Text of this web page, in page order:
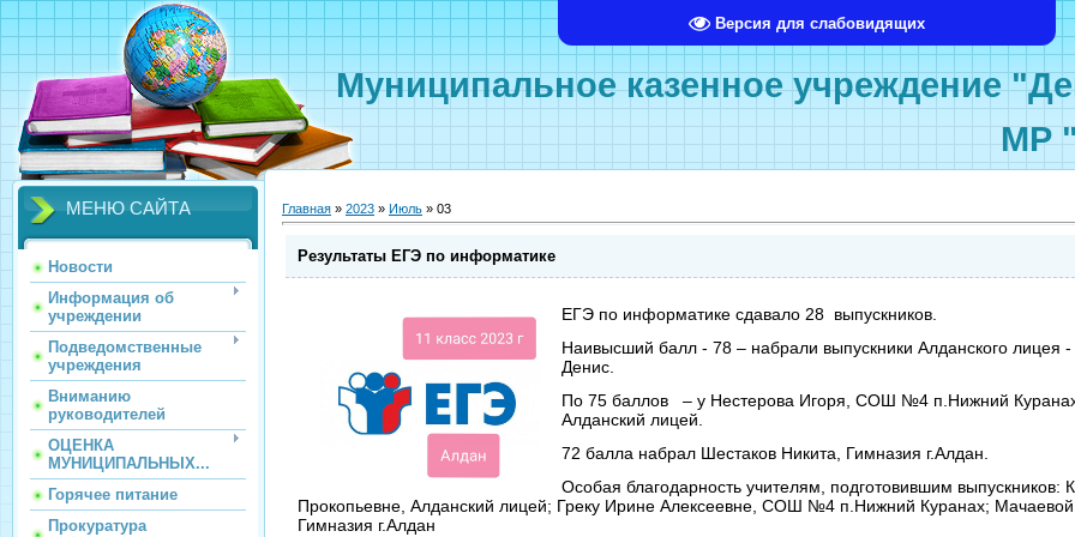
Версия для слабовидящих
Муниципальное казенное учреждение
МР
МЕНЮ САЙТА
Новости
Информация об
учреждении
Подведомственные
учреждения
Вниманию
руководителей
ОЦЕНКА
МУНИЦИПАЛЬНЫХ...
Горячее питание
Прокуратура
Главная » 2023 » Июль » 03
Результаты ЕГЭ по информатике
ЕГЭ по информатике сдавало 28 выпускников.
Наивысший балл - 78 – набрали выпускники Алданского лицея
Денис.
По 75 баллов – у Нестерова Игоря, СОШ №4 п.Нижний Куранах
Алданский лицей.
72 балла набрал Шестаков Никита, Гимназия г.Алдан.
Особая благодарность учителям, подготовившим выпускников:
Прокопьевне, Алданский лицей; Греку Ирине Алексеевне, СОШ №4 п.Нижний Куранах; Мачаевой
Гимназия г.Алдан